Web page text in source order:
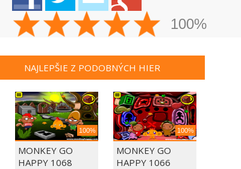
100%
NAJLEPŠIE Z PODOBNÝCH HIER
100%
MONKEY GO
HAPPY 1068
100%
MONKEY GO
HAPPY 1066